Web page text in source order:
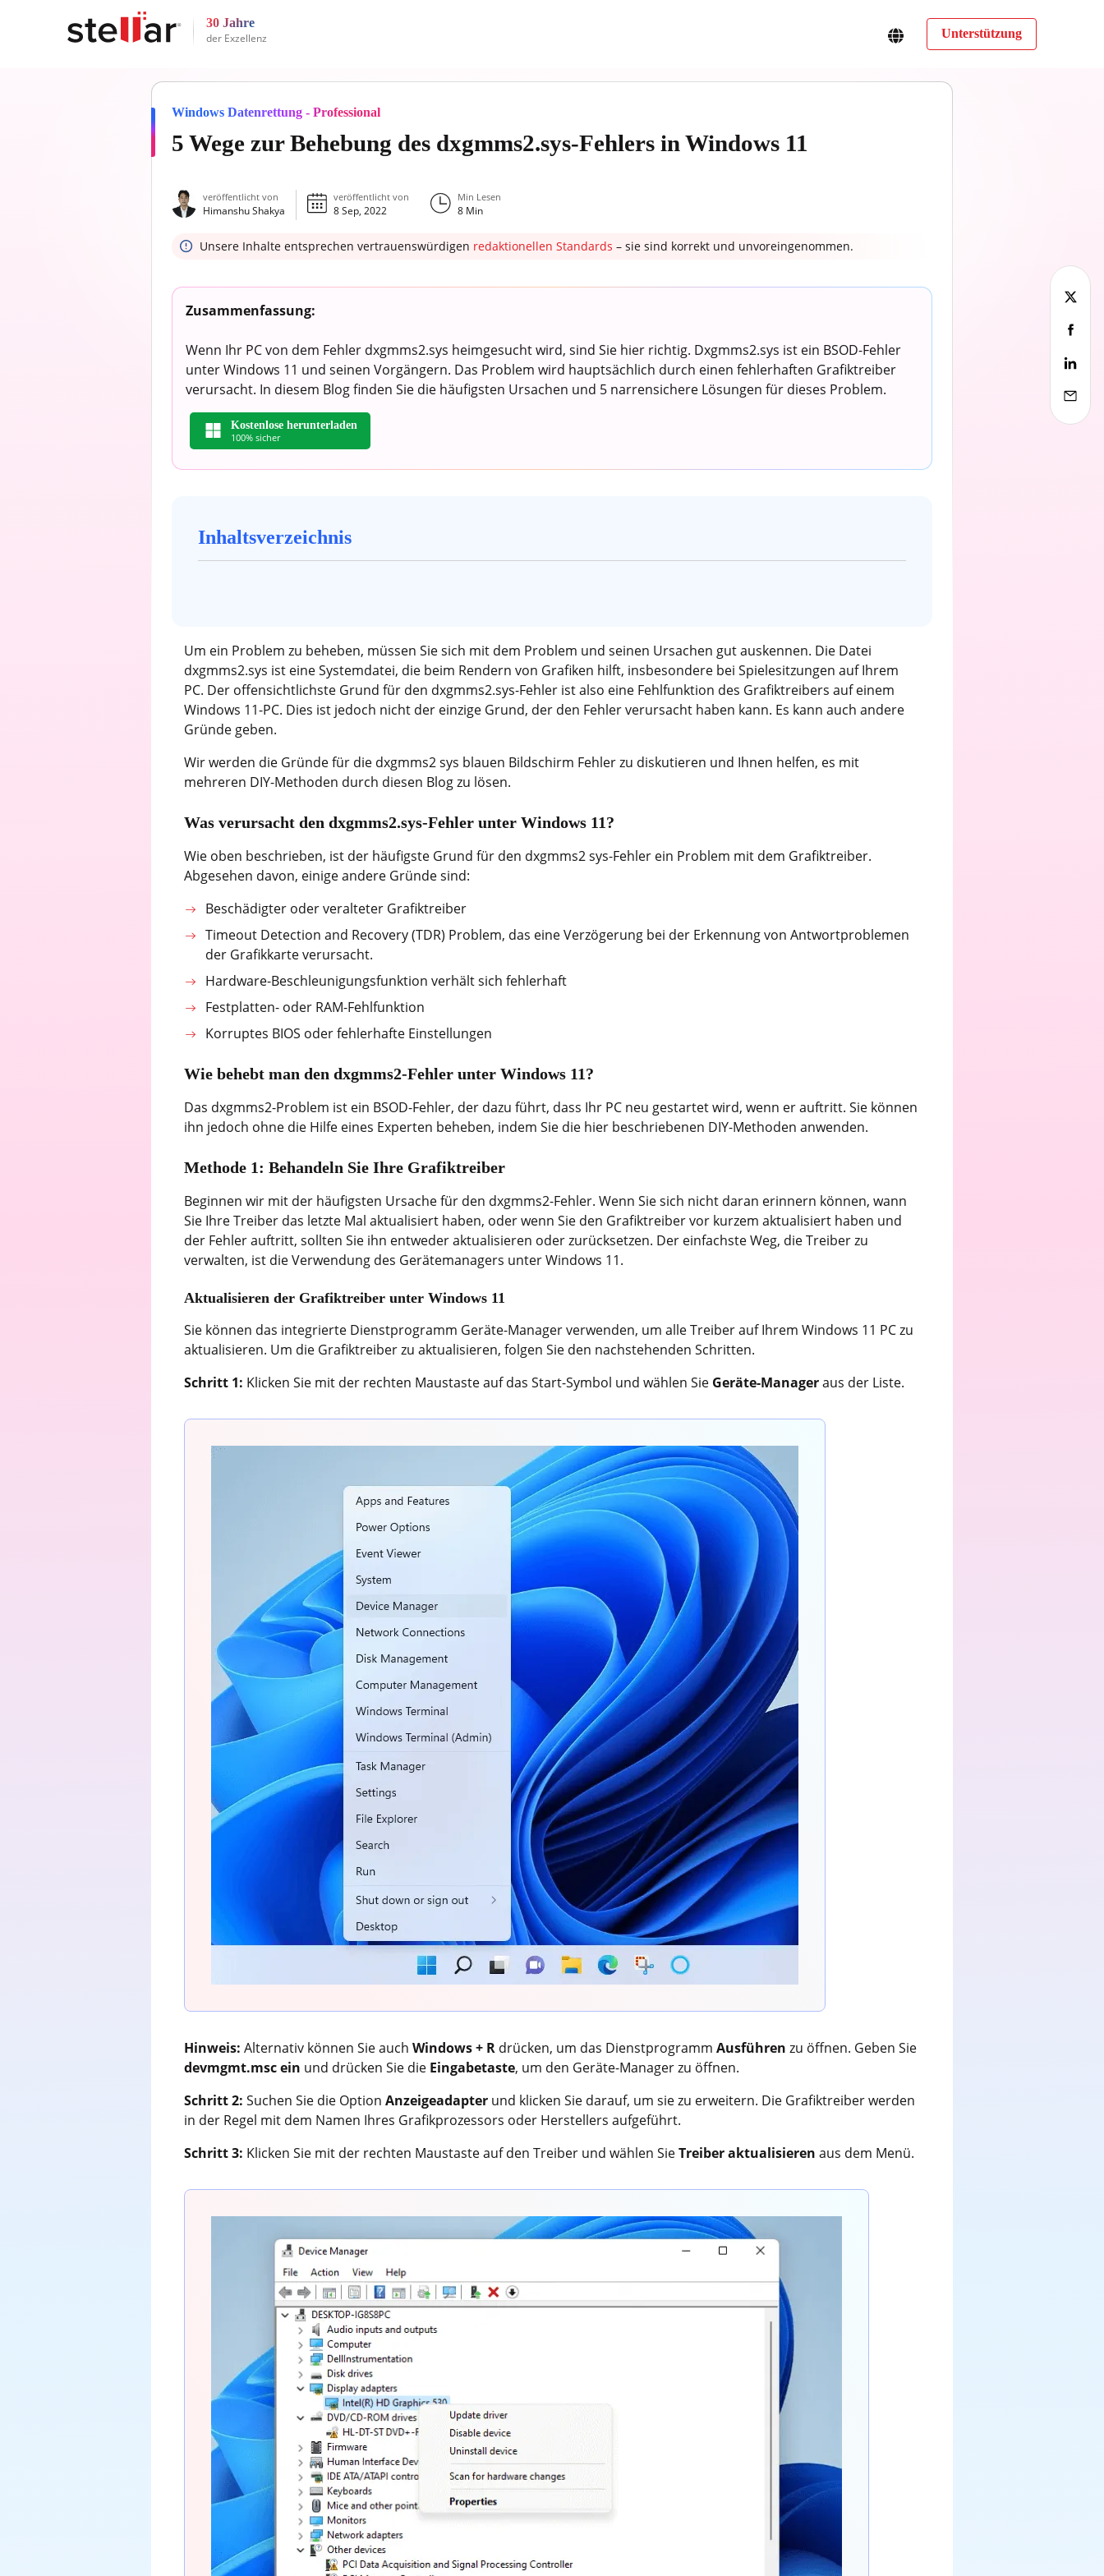
30 Jahre
der Exzellenz
Unterstützung
Windows Datenrettung - Professional
5 Wege zur Behebung des dxgmms2.sys-Fehlers in Windows 11
veröffentlicht von
Himanshu Shakya
veröffentlicht von
8 Sep, 2022
Min Lesen
8Min
Unsere Inhalte entsprechen vertrauenswürdigen redaktionellen Standards – sie sind korrekt und unvoreingenommen.
Zusammenfassung:
Wenn Ihr PC von dem Fehler dxgmms2.sys heimgesucht wird, sind Sie hier richtig. Dxgmms2.sys ist ein BSOD-Fehler
unter Windows 11 und seinen Vorgängern. Das Problem wird hauptsächlich durch einen fehlerhaften Grafiktreiber
verursacht. In diesem Blog finden Sie die häufigsten Ursachen und 5 narrensichere Lösungen für dieses Problem.
Kostenlose herunterladen
100% sicher
Inhaltsverzeichnis
Um ein Problem zu beheben, müssen Sie sich mit dem Problem und seinen Ursachen gut auskennen. Die Datei
dxgmms2.sys ist eine Systemdatei, die beim Rendern von Grafiken hilft, insbesondere bei Spielesitzungen auf Ihrem
PC. Der offensichtlichste Grund für den dxgmms2.sys-Fehler ist also eine Fehlfunktion des Grafiktreibers auf einem
Windows 11-PC. Dies ist jedoch nicht der einzige Grund, der den Fehler verursacht haben kann. Es kann auch andere
Gründe geben.
Wir werden die Gründe für die dxgmms2 sys blauen Bildschirm Fehler zu diskutieren und Ihnen helfen, es mit
mehreren DIY-Methoden durch diesen Blog zu lösen.
Was verursacht den dxgmms2.sys-Fehler unter Windows 11?
Wie oben beschrieben, ist der häufigste Grund für den dxgmms2 sys-Fehler ein Problem mit dem Grafiktreiber.
Abgesehen davon, einige andere Gründe sind:
Beschädigter oder veralteter Grafiktreiber
Timeout Detection and Recovery (TDR) Problem, das eine Verzögerung bei der Erkennung von Antwortproblemen
der Grafikkarte verursacht.
Hardware-Beschleunigungsfunktion verhält sich fehlerhaft
Festplatten- oder RAM-Fehlfunktion
Korruptes BIOS oder fehlerhafte Einstellungen
Wie behebt man den dxgmms2-Fehler unter Windows 11?
Das dxgmms2-Problem ist ein BSOD-Fehler, der dazu führt, dass Ihr PC neu gestartet wird, wenn er auftritt. Sie können
ihn jedoch ohne die Hilfe eines Experten beheben, indem Sie die hier beschriebenen DIY-Methoden anwenden.
Methode 1: Behandeln Sie Ihre Grafiktreiber
Beginnen wir mit der häufigsten Ursache für den dxgmms2-Fehler. Wenn Sie sich nicht daran erinnern können, wann
Sie Ihre Treiber das letzte Mal aktualisiert haben, oder wenn Sie den Grafiktreiber vor kurzem aktualisiert haben und
der Fehler auftritt, sollten Sie ihn entweder aktualisieren oder zurücksetzen. Der einfachste Weg, die Treiber zu
verwalten, ist die Verwendung des Gerätemanagers unter Windows 11.
Aktualisieren der Grafiktreiber unter Windows 11
Sie können das integrierte Dienstprogramm Geräte-Manager verwenden, um alle Treiber auf Ihrem Windows 11 PC zu
aktualisieren. Um die Grafiktreiber zu aktualisieren, folgen Sie den nachstehenden Schritten.
Schritt 1: Klicken Sie mit der rechten Maustaste auf das Start-Symbol und wählen Sie Geräte-Manageraus der Liste.
Hinweis:Alternativ können Sie auchWindows + R drücken, um das DienstprogrammAusführenzu öffnen. Geben Sie
devmgmt.msc ein und drücken Sie die Eingabetaste, um den Geräte-Manager zu öffnen.
Schritt 2:Suchen Sie die OptionAnzeigeadapter und klicken Sie darauf, um sie zu erweitern. Die Grafiktreiber werden
in der Regel mit dem Namen Ihres Grafikprozessors oder Herstellers aufgeführt.
Schritt 3: Klicken Sie mit der rechten Maustaste auf den Treiber und wählen SieTreiber aktualisierenaus dem Menü.